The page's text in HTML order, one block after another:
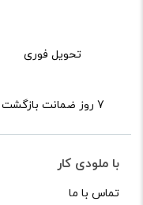
تحویل فوری
7 روز ضمانت بازگشت
با ملودی کار
تماس با ما